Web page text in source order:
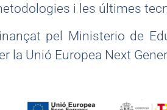
i les últimes
pel Ministerio de
la Unió Europea Next